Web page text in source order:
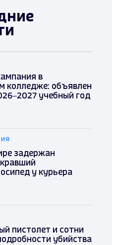
в
колледже: объявлен
учебный год
задержан
у курьера
пистолет и сотни
убийства